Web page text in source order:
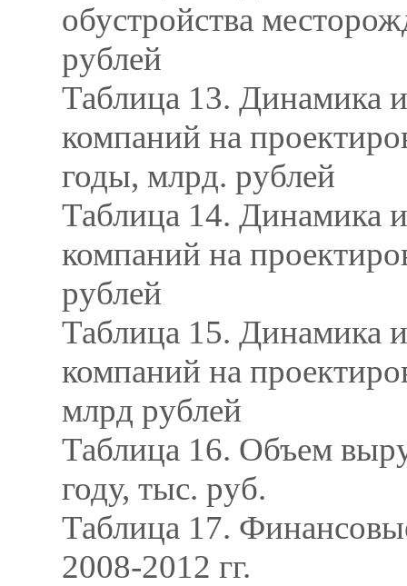
обустройства
рублей
Таблица 13. Динамика
компаний на
годы, млрд. рублей
Таблица 14. Динамика
компаний на
рублей
Таблица 15. Динамика
компаний на
млрд рублей
Таблица 16. Объем
году, тыс. руб.
Таблица 17.
2008-2012 гг.